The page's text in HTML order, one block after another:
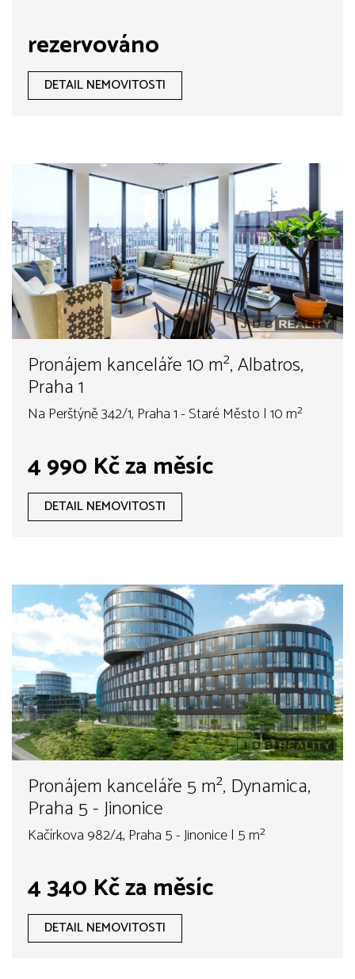
rezervováno
DETAIL NEMOVITOSTI
Pronájem kanceláře 10 m², Albatros,
Praha 1
Na Perštýně 342/1, Praha 1 - Staré Město | 10 m²
4 990 Kč za měsíc
DETAIL NEMOVITOSTI
Pronájem kanceláře 5 m², Dynamica,
Praha 5 - Jinonice
Kačírkova 982/4, Praha 5 - Jinonice | 5 m²
4 340 Kč za měsíc
DETAIL NEMOVITOSTI